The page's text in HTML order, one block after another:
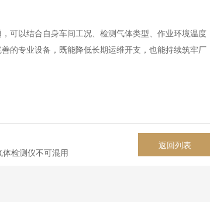
可以结合自身车间工况、检测气体类型、作业环境温度
的专业设备，既能降低长期运维开支，也能持续筑牢厂
返回列表
检测仪不可混用